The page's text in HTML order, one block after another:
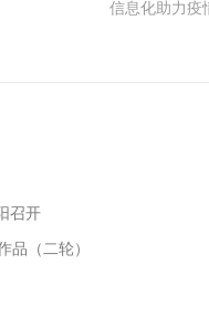
信息化助力疫
召开
品（二轮）